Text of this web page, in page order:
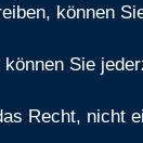
können
Sie
Recht,